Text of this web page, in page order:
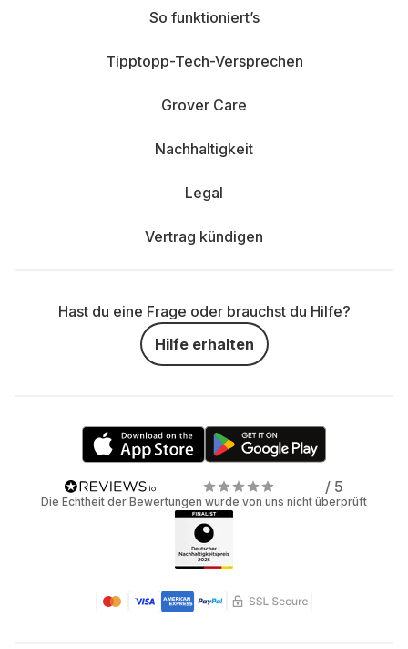
So funktioniert’s
Tipptopp-Tech-Versprechen
Grover Care
Nachhaltigkeit
Legal
Vertrag kündigen
Hast du eine Frage oder brauchst du Hilfe?
Hilfe erhalten
/ 5
Die Echtheit der Bewertungen wurde von uns nicht überprüft